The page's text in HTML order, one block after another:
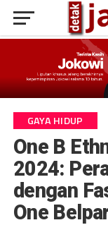
GAYA HIDUP
One B
2024:
dengan
One